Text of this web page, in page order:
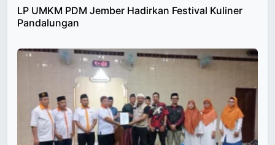
LP UMKM PDM Jember Hadirkan Festival Kuliner
Pandalungan